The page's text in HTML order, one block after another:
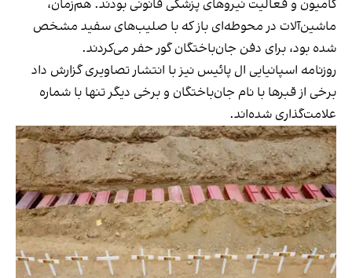
کامیون و فعالیت نیروهای پزشکی قانونی بودند. هم‌زمان،
ماشین‌آلات در محوطه‌ای باز که با صلیب‌های سفید مشخص
شده بود، برای دفن جان‌باختگان گور حفر می‌کردند.
روزنامه اسپانیایی ال پائیس نیز با انتشار تصاویری گزارش داد
برخی از قبرها با نام جان‌باختگان و برخی دیگر تنها با شماره
علامت‌گذاری شده‌اند.